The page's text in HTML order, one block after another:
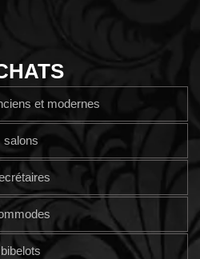
et modernes
salons
bibelots